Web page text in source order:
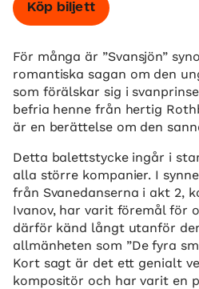
Köp biljett
För många är ”Svansjön”
romantiska sagan om den
som förälskar sig i
befria henne från hertig
är en berättelse om den
Detta balettstycke ingår i
alla större kompanier. I
från Svanedanserna i akt 2,
Ivanov, har varit föremål för
därför känd långt utanför
allmänheten som ”De fyra
Kort sagt är det ett genialt
kompositör och har varit en